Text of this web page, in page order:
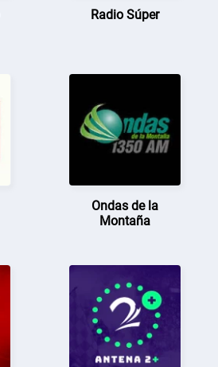
Radio Súper
Ondas de la
Montaña